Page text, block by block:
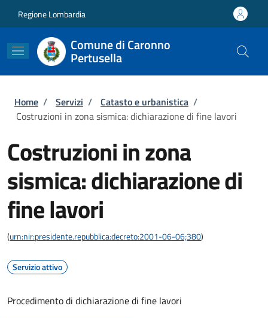
Regione Lombardia
Comune di Caronno
Pertusella
Briciole di pane
Home / Servizi / Catasto e urbanistica /
Costruzioni in zona sismica: dichiarazione di fine lavori
Costruzioni in zona
sismica: dichiarazione di
fine lavori
(urn:nir:presidente.repubblica:decreto:2001-06-06;380)
Servizio attivo
Procedimento di dichiarazione di fine lavori